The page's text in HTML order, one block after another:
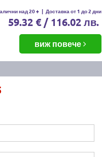
над 20 + | Доставка от 1 до 2 дни
59.32 € / 116.02 лв.
виж повече